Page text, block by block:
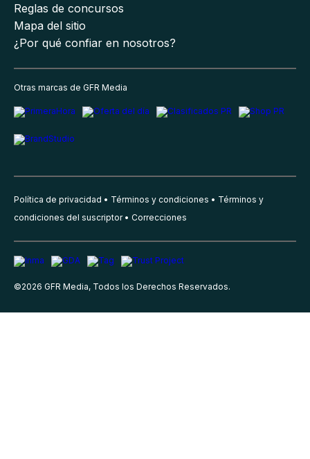
Reglas de concursos
Mapa del sitio
¿Por qué confiar en nosotros?
Otras marcas de GFR Media
Política de privacidad Términos y condiciones
Términos y
condiciones del suscriptor
Correcciones
©2026 GFR Media, Todos los Derechos Reservados.